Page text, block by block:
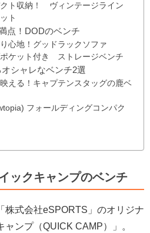
クト収納！ ヴィンテージライン
ト
点！DODのベンチ
心地！グッドラックソファ
ケット付き ストレージベンチ
シャレなベンチ2選
える！キャプテンスタッグの鹿ベ
フォールディングコンパク
ックキャンプのベンチ
株式会社eSPORTS」のオリジナ
ンプ（QUICK CAMP）」。